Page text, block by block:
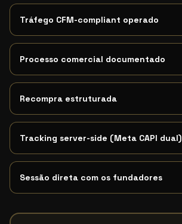
Tráfego CFM-compliant operado
Processo comercial documentado
Recompra estruturada
Tracking server-side (Meta CAPI dual)
Sessão direta com os fundadores